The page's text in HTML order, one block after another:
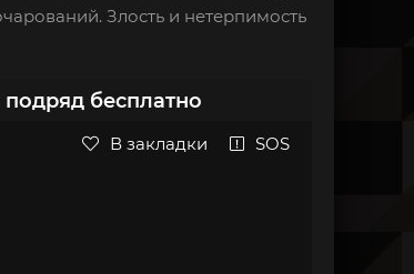
Злость и нетерпимость
бесплатно
В закладки SOS